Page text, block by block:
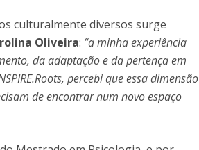
culturalmente diversos surge
Oliveira: “a minha experiência
da adaptação e da pertença em
percebi que essa dimensão
de encontrar num novo espaço